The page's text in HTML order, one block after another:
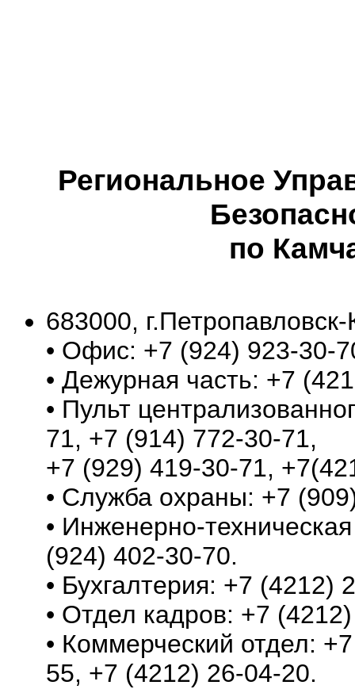
Региональное
по
683000,
• Офис: +7 (924) 923-30-
• Дежурная часть: +7
• Пульт
71, +7 (914) 772-30-71,
+7 (929) 419-30-71,
• Служба охраны: +7
• Инженерно-
(924) 402-30-70.
• Бухгалтерия: +7 (4212)
• Отдел кадров: +7
• Коммерческий отдел:
55, +7 (4212) 26-04-20.